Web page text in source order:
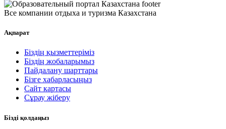
Все компании отдыха и туризма Казахстана
Ақпарат
Біздің қызметтеріміз
Біздің жобаларымыз
Пайдалану шарттары
Бізге хабарласыңыз
Сайт картасы
Сұрау жіберу
Бізді қолдаңыз